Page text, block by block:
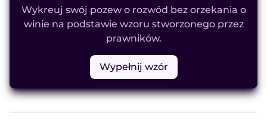
Wykreuj swój pozew o rozwód bez orzekania o
winie na podstawie wzoru stworzonego przez
prawników.
Wypełnij wzór